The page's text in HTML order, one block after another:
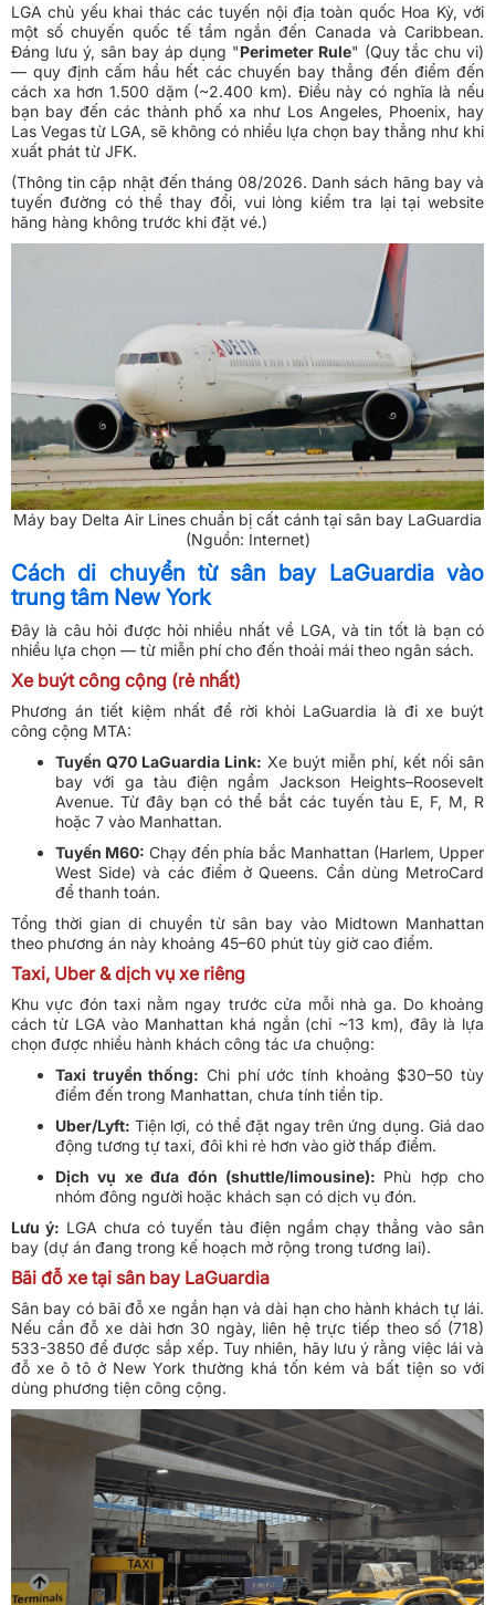
LGA chủ yếu khai thác các tuyến nội địa toàn quốc Hoa Kỳ, với
một số chuyến quốc tế tầm ngắn đến Canada và Caribbean.
Đáng lưu ý, sân bay áp dụng "Perimeter Rule" (Quy tắc chu vi)
— quy định cấm hầu hết các chuyến bay thẳng đến điểm đến
cách xa hơn 1.500 dặm (~2.400 km). Điều này có nghĩa là nếu
bạn bay đến các thành phố xa như Los Angeles, Phoenix, hay
Las Vegas từ LGA, sẽ không có nhiều lựa chọn bay thẳng như khi
xuất phát từ JFK.
(Thông tin cập nhật đến tháng 08/2026. Danh sách hãng bay và
tuyến đường có thể thay đổi, vui lòng kiểm tra lại tại website
hãng hàng không trước khi đặt vé.)
Máy bay Delta Air Lines chuẩn bị cất cánh tại sân bay LaGuardia
(Nguồn: Internet)
Cách di chuyển từ sân bay LaGuardia vào
trung tâm New York
Đây là câu hỏi được hỏi nhiều nhất về LGA, và tin tốt là bạn có
nhiều lựa chọn — từ miễn phí cho đến thoải mái theo ngân sách.
Xe buýt công cộng (rẻ nhất)
Phương án tiết kiệm nhất để rời khỏi LaGuardia là đi xe buýt
công cộng MTA:
Tuyến Q70 LaGuardia Link: Xe buýt miễn phí, kết nối sân
bay với ga tàu điện ngầm Jackson Heights–Roosevelt
Avenue. Từ đây bạn có thể bắt các tuyến tàu E, F, M, R
hoặc 7 vào Manhattan.
Tuyến M60: Chạy đến phía bắc Manhattan (Harlem, Upper
West Side) và các điểm ở Queens. Cần dùng MetroCard
để thanh toán.
Tổng thời gian di chuyển từ sân bay vào Midtown Manhattan
theo phương án này khoảng 45–60 phút tùy giờ cao điểm.
Taxi, Uber & dịch vụ xe riêng
Khu vực đón taxi nằm ngay trước cửa mỗi nhà ga. Do khoảng
cách từ LGA vào Manhattan khá ngắn (chỉ ~13 km), đây là lựa
chọn được nhiều hành khách công tác ưa chuộng:
Taxi truyền thống: Chi phí ước tính khoảng $30–50 tùy
điểm đến trong Manhattan, chưa tính tiền tip.
Uber/Lyft: Tiện lợi, có thể đặt ngay trên ứng dụng. Giá dao
động tương tự taxi, đôi khi rẻ hơn vào giờ thấp điểm.
Dịch vụ xe đưa đón (shuttle/limousine): Phù hợp cho
nhóm đông người hoặc khách sạn có dịch vụ đón.
Lưu ý: LGA chưa có tuyến tàu điện ngầm chạy thẳng vào sân
bay (dự án đang trong kế hoạch mở rộng trong tương lai).
Bãi đỗ xe tại sân bay LaGuardia
Sân bay có bãi đỗ xe ngắn hạn và dài hạn cho hành khách tự lái.
Nếu cần đỗ xe dài hơn 30 ngày, liên hệ trực tiếp theo số (718)
533-3850 để được sắp xếp. Tuy nhiên, hãy lưu ý rằng việc lái và
đỗ xe ô tô ở New York thường khá tốn kém và bất tiện so với
dùng phương tiện công cộng.